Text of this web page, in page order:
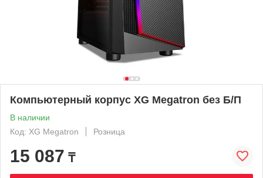
Компьютерный корпус XG Megatron без Б/П
В наличии
Код: XG Megatron
Розница
15 087 ₸